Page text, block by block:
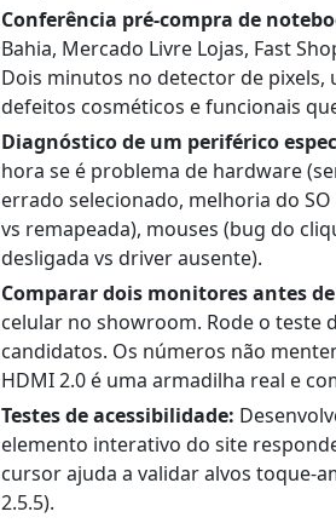
Conferência pré-compra de
Bahia, Mercado Livre Lojas, Fast
Dois minutos no detector de
defeitos cosméticos e funcionais
Diagnóstico de um periférico
hora se é problema de hardware
errado selecionado, melhoria do
vs remapeada), mouses (bug do
desligada vs driver ausente).
Comparar dois monitores antes
celular no showroom. Rode o teste
candidatos. Os números não
HDMI 2.0 é uma armadilha real e
Testes de acessibilidade:
elemento interativo do site
cursor ajuda a validar alvos toque-
2.5.5).